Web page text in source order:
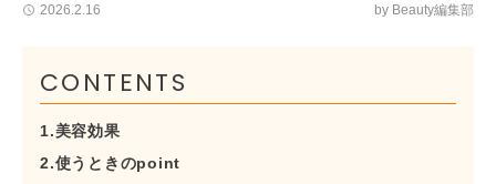
2026.2.16 by Beauty編集部
CONTENTS
1.美容効果
2.使うときのpoint